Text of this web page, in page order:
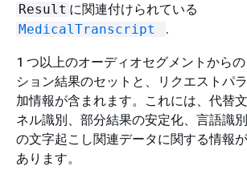
Result に関連付けられている
MedicalTranscript .
1 つ以上のオーディオセグメントから
ション結果のセットと、リクエストパ
加情報が含まれます。これには、代替
ネル識別、部分結果の安定化、言語識
の文字起こし関連データに関する情報
あります。